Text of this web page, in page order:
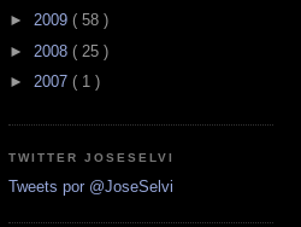
► 2009 ( 58 )
► 2008 ( 25 )
► 2007 ( 1 )
TWITTER JOSESELVI
Tweets por @JoseSelvi